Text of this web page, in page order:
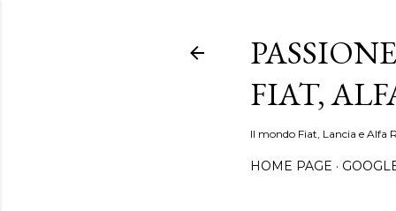
FIAT,
Il mondo Fiat, Lancia e
HOME PAGE